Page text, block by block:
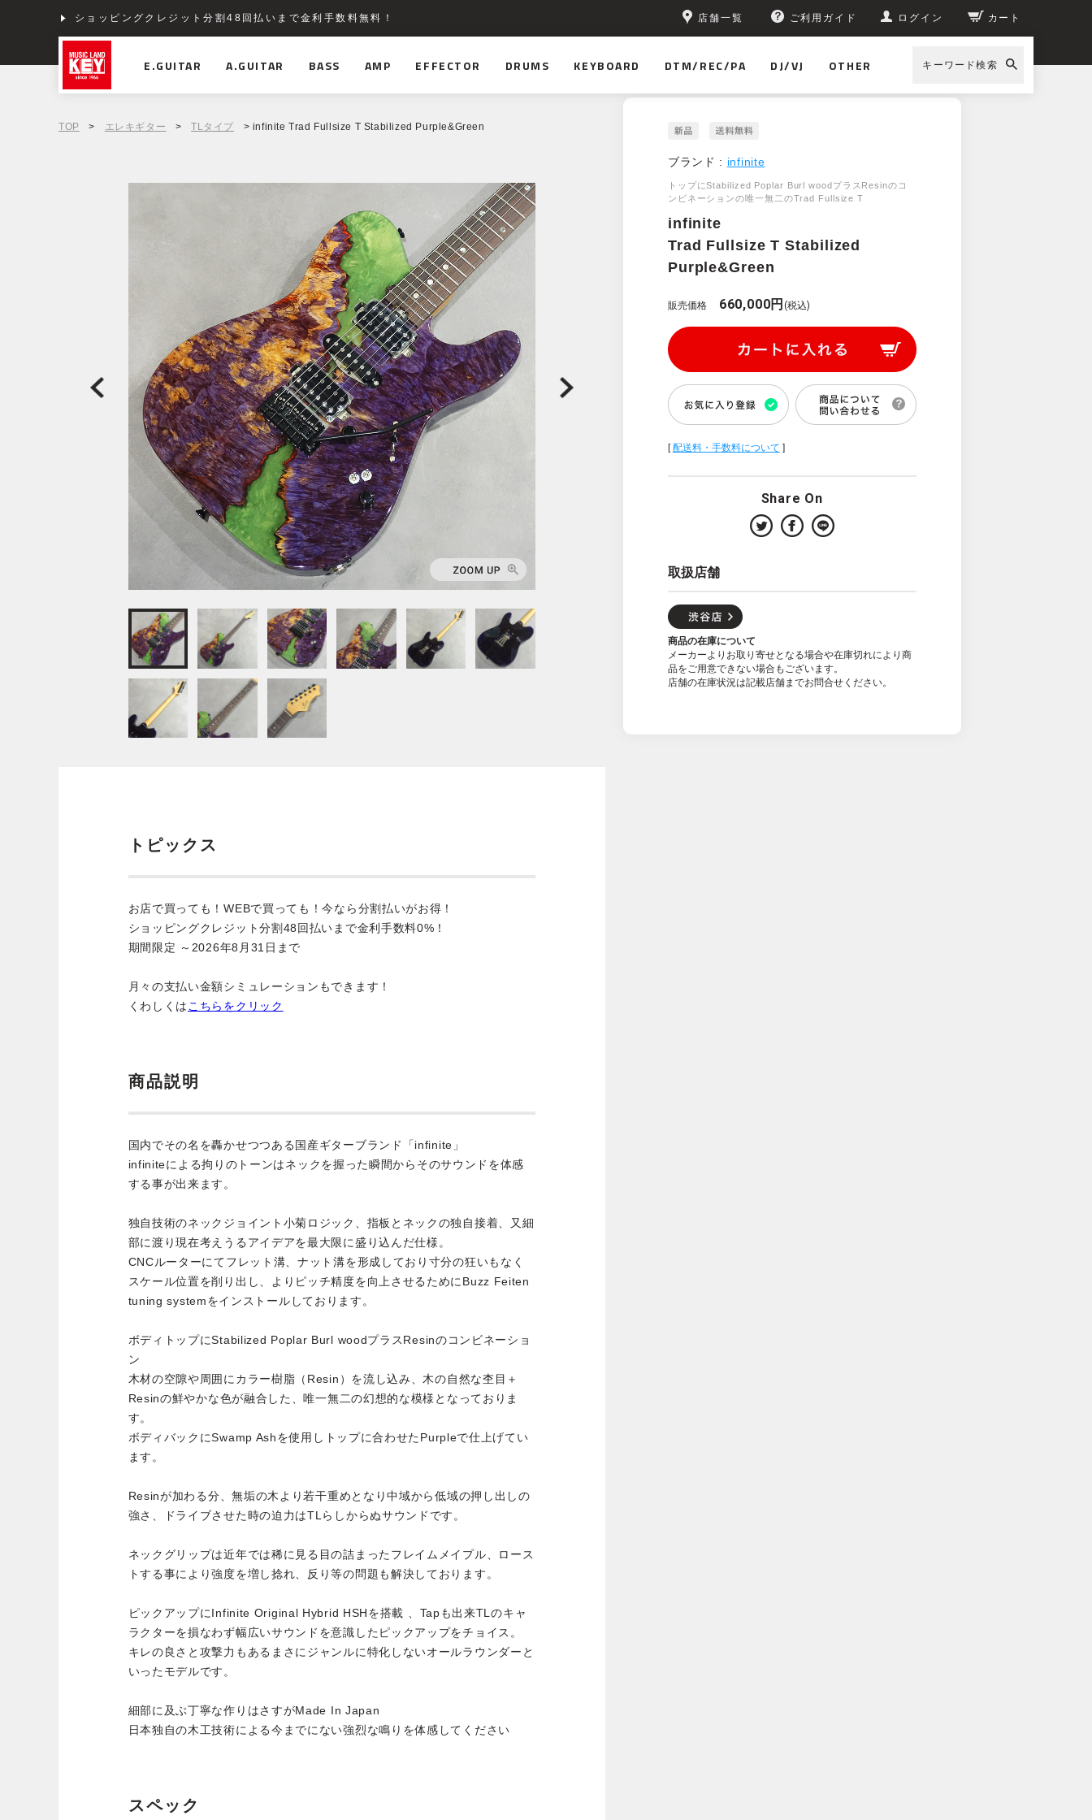
ショッピングクレジット分割48回払いまで金利手数料無料！ 店舗一覧 ご利用ガイド ログイン カート
E.GUITAR A.GUITAR BASS AMP EFFECTOR DRUMS KEYBOARD DTM/REC/PA DJ/VJ OTHER キーワード検索
TOP > エレキギター > TLタイプ > infinite Trad Fullsize T Stabilized Purple&Green
ブランド : infinite
トップにStabilized Poplar Burl woodプラスResinのコ
ンビネーションの唯一無二のTrad Fullsize T
infinite
Trad Fullsize T Stabilized
Purple&Green
販売価格 660,000円(税込)
[配送料・手数料について ]
Share On
取扱店舗
商品の在庫について
メーカーよりお取り寄せとなる場合や在庫切れにより商
品をご用意できない場合もございます。
店舗の在庫状況は記載店舗までお問合せください。
トピックス
お店で買っても！WEBで買っても！今なら分割払いがお得！
ショッピングクレジット分割48回払いまで金利手数料0%！
期間限定 ～2026年8月31日まで
月々の支払い金額シミュレーションもできます！
くわしくは こちらをクリック
商品説明
国内でその名を轟かせつつある国産ギターブランド「infinite」
infiniteによる拘りのトーンはネックを握った瞬間からそのサウンドを体感
する事が出来ます。
独自技術のネックジョイント小菊ロジック、指板とネックの独自接着、又細
部に渡り現在考えうるアイデアを最大限に盛り込んだ仕様。
CNCルーターにてフレット溝、ナット溝を形成しており寸分の狂いもなく
スケール位置を削り出し、よりピッチ精度を向上させるためにBuzz Feiten
tuning systemをインストールしております。
ボディトップにStabilized Poplar Burl woodプラスResinのコンビネーショ
ン
木材の空隙や周囲にカラー樹脂（Resin）を流し込み、木の自然な杢目＋
Resinの鮮やかな色が融合した、唯一無二の幻想的な模様となっておりま
す。
ボディバックにSwamp Ashを使用しトップに合わせたPurpleで仕上げてい
ます。
Resinが加わる分、無垢の木より若干重めとなり中域から低域の押し出しの
強さ、ドライブさせた時の迫力はTLらしからぬサウンドです。
ネックグリップは近年では稀に見る目の詰まったフレイムメイプル、ロース
トする事により強度を増し捻れ、反り等の問題も解決しております。
ピックアップにInfinite Original Hybrid HSHを搭載 、Tapも出来TLのキャ
ラクターを損なわず幅広いサウンドを意識したピックアップをチョイス。
キレの良さと攻撃力もあるまさにジャンルに特化しないオールラウンダーと
いったモデルです。
細部に及ぶ丁寧な作りはさすがMade In Japan
日本独自の木工技術による今までにない強烈な鳴りを体感してください
スペック